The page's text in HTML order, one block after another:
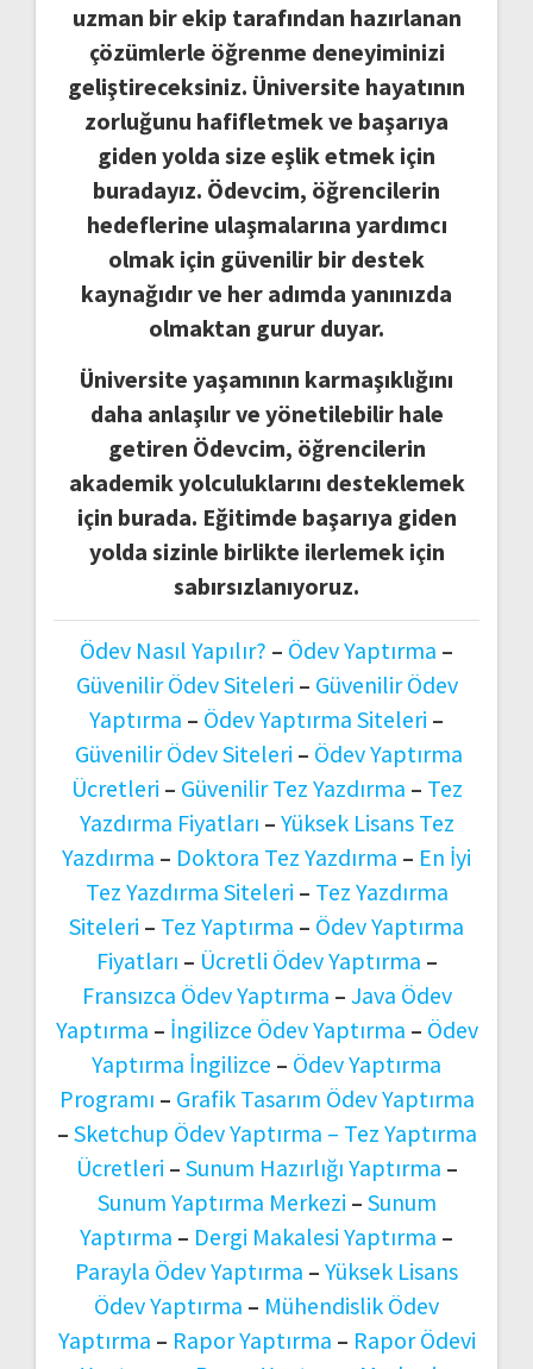
uzman bir ekip tarafından hazırlanan
çözümlerle öğrenme deneyiminizi
geliştireceksiniz. Üniversite hayatının
zorluğunu hafifletmek ve başarıya
giden yolda size eşlik etmek için
buradayız. Ödevcim, öğrencilerin
hedeflerine ulaşmalarına yardımcı
olmak için güvenilir bir destek
kaynağıdır ve her adımda yanınızda
olmaktan gurur duyar.
Üniversite yaşamının karmaşıklığını
daha anlaşılır ve yönetilebilir hale
getiren Ödevcim, öğrencilerin
akademik yolculuklarını desteklemek
için burada. Eğitimde başarıya giden
yolda sizinle birlikte ilerlemek için
sabırsızlanıyoruz.
Ödev Nasıl Yapılır? – Ödev Yaptırma –
Güvenilir Ödev Siteleri – Güvenilir Ödev
Yaptırma – Ödev Yaptırma Siteleri –
Güvenilir Ödev Siteleri – Ödev Yaptırma
Ücretleri – Güvenilir Tez Yazdırma – Tez
Yazdırma Fiyatları – Yüksek Lisans Tez
Yazdırma – Doktora Tez Yazdırma – En İyi
Tez Yazdırma Siteleri – Tez Yazdırma
Siteleri – Tez Yaptırma – Ödev Yaptırma
Fiyatları – Ücretli Ödev Yaptırma –
Fransızca Ödev Yaptırma – Java Ödev
Yaptırma – İngilizce Ödev Yaptırma – Ödev
Yaptırma İngilizce – Ödev Yaptırma
Programı – Grafik Tasarım Ödev Yaptırma
– Sketchup Ödev Yaptırma – Tez Yaptırma
Ücretleri – Sunum Hazırlığı Yaptırma –
Sunum Yaptırma Merkezi – Sunum
Yaptırma – Dergi Makalesi Yaptırma –
Parayla Ödev Yaptırma – Yüksek Lisans
Ödev Yaptırma – Mühendislik Ödev
Yaptırma – Rapor Yaptırma – Rapor Ödevi